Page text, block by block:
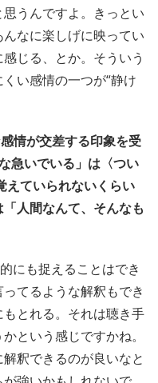
うんですよ。きっとい
なに楽しげに映ってい
じる、とか。そういう
い感情の一つが“静け
情が交差する印象を受
急いでいる」は〈つい
えていられないくらい
人間なんて、そんなも
にも捉えることはでき
てるような解釈もでき
とれる。それは聴き手
という感じですかね。
釈できるのが良いなと